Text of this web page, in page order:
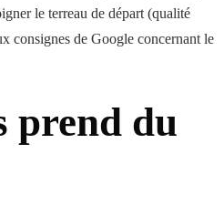
le terreau de départ (qualité
consignes de Google concernant le
prend du